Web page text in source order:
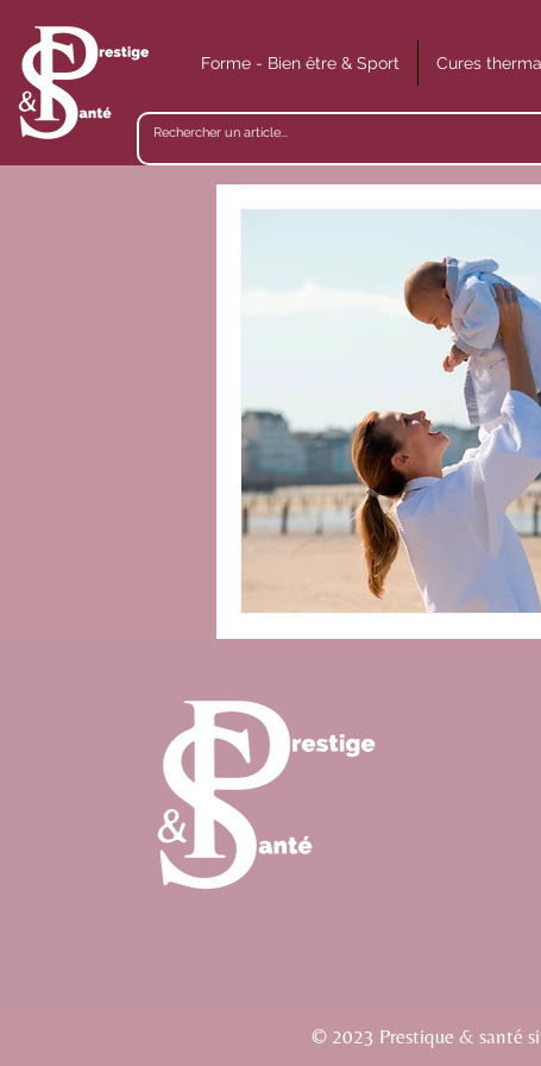
Forme - Bien être & Sport Cures
© 2023 Prestique & santé